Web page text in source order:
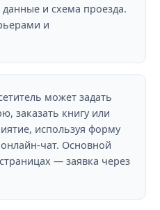
и схема проезда.
и
может задать
заказать книгу или
используя форму
чат. Основной
— заявка через